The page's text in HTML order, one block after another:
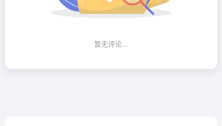
暂无评论...